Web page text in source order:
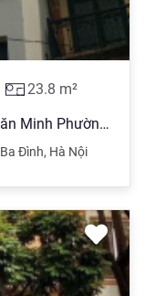
23.8 m²
Chính chủ bán nhà mặt phố Giang Văn Minh Phường Kim Mã - Ba Đình Hà Nội lô góc, gần Kim Mã 13.8tỷ
Ba Đình, Hà Nội